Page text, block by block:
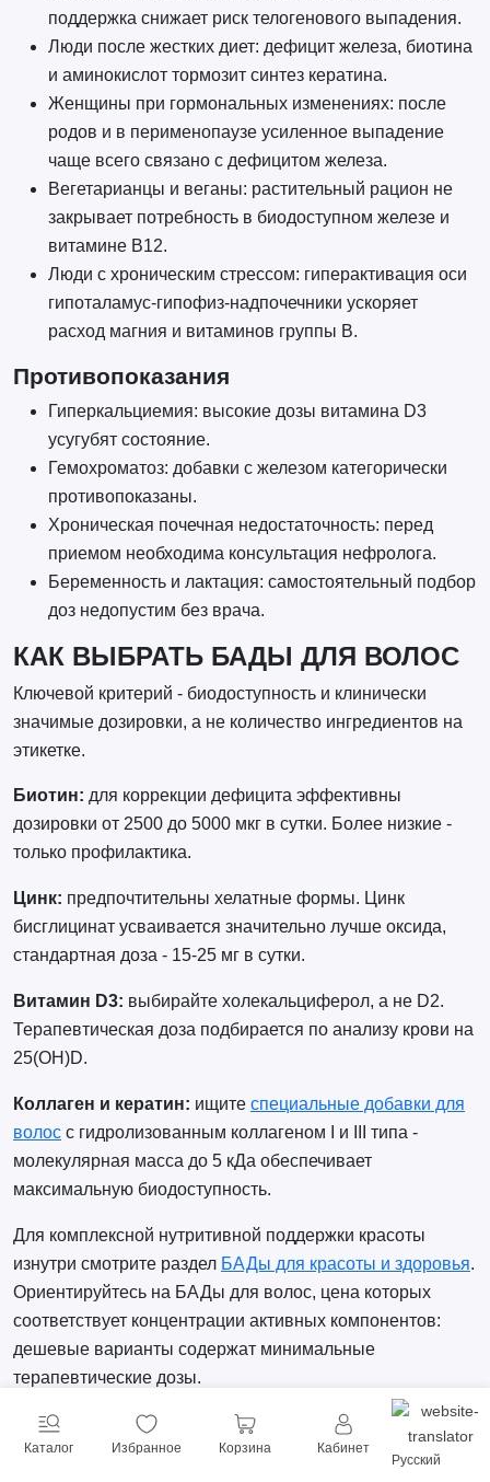
поддержка снижает риск телогенового выпадения.
Люди после жестких диет: дефицит железа, биотина
и аминокислот тормозит синтез кератина.
Женщины при гормональных изменениях: после
родов и в перименопаузе усиленное выпадение
чаще всего связано с дефицитом железа.
Вегетарианцы и веганы: растительный рацион не
закрывает потребность в биодоступном железе и
витамине B12.
Люди с хроническим стрессом: гиперактивация оси
гипоталамус-гипофиз-надпочечники ускоряет
расход магния и витаминов группы B.
Противопоказания
Гиперкальциемия: высокие дозы витамина D3
усугубят состояние.
Гемохроматоз: добавки с железом категорически
противопоказаны.
Хроническая почечная недостаточность: перед
приемом необходима консультация нефролога.
Беременность и лактация: самостоятельный подбор
доз недопустим без врача.
КАК ВЫБРАТЬ БАДЫ ДЛЯ ВОЛОС
Ключевой критерий - биодоступность и клинически
значимые дозировки, а не количество ингредиентов на
этикетке.
Биотин: для коррекции дефицита эффективны
дозировки от 2500 до 5000 мкг в сутки. Более низкие -
только профилактика.
Цинк: предпочтительны хелатные формы. Цинк
бисглицинат усваивается значительно лучше оксида,
стандартная доза - 15-25 мг в сутки.
Витамин D3: выбирайте холекальциферол, а не D2.
Терапевтическая доза подбирается по анализу крови на
25(OH)D.
Коллаген и кератин: ищите специальные добавки для
волосс гидролизованным коллагеном I и III типа -
молекулярная масса до 5 кДа обеспечивает
максимальную биодоступность.
Для комплексной нутритивной поддержки красоты
изнутри смотрите раздел БАДы для красоты и здоровья.
Ориентируйтесь на БАДы для волос, цена которых
соответствует концентрации активных компонентов:
дешевые варианты содержат минимальные
терапевтические дозы.
Витаминные монокомплексы с биотином и витаминами
группы B - в категории
витаминные комплексы для
Каталог Избранное Корзина Кабинет
Русский